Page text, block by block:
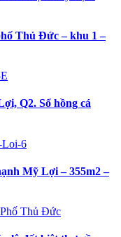
Thủ Đức – khu 1 –
Q2. Sổ hồng cá
Mỹ Lợi – 355m2 –